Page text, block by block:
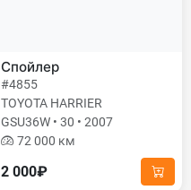
Спойлер
#4855
TOYOTA HARRIER
GSU36W • 30 • 2007
72 000 км
2 000₽